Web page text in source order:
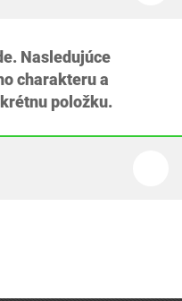
Nasledujúce
charakteru a
položku.